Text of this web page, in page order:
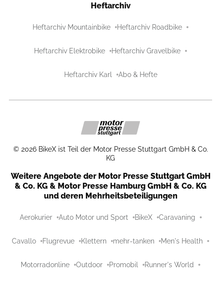
Heftarchiv
Heftarchiv Mountainbike Heftarchiv Roadbike
Heftarchiv Elektrobike Heftarchiv Gravelbike
Heftarchiv Karl Abo & Hefte
© 2026 BikeX ist Teil der Motor Presse Stuttgart GmbH & Co.
KG
Weitere Angebote der Motor Presse Stuttgart GmbH
& Co. KG & Motor Presse Hamburg GmbH & Co. KG
und deren Mehrheitsbeteiligungen
Aerokurier Auto Motor und Sport BikeX Caravaning
Cavallo Flugrevue Klettern mehr-tanken Men's Health
Motorradonline Outdoor Promobil Runner's World